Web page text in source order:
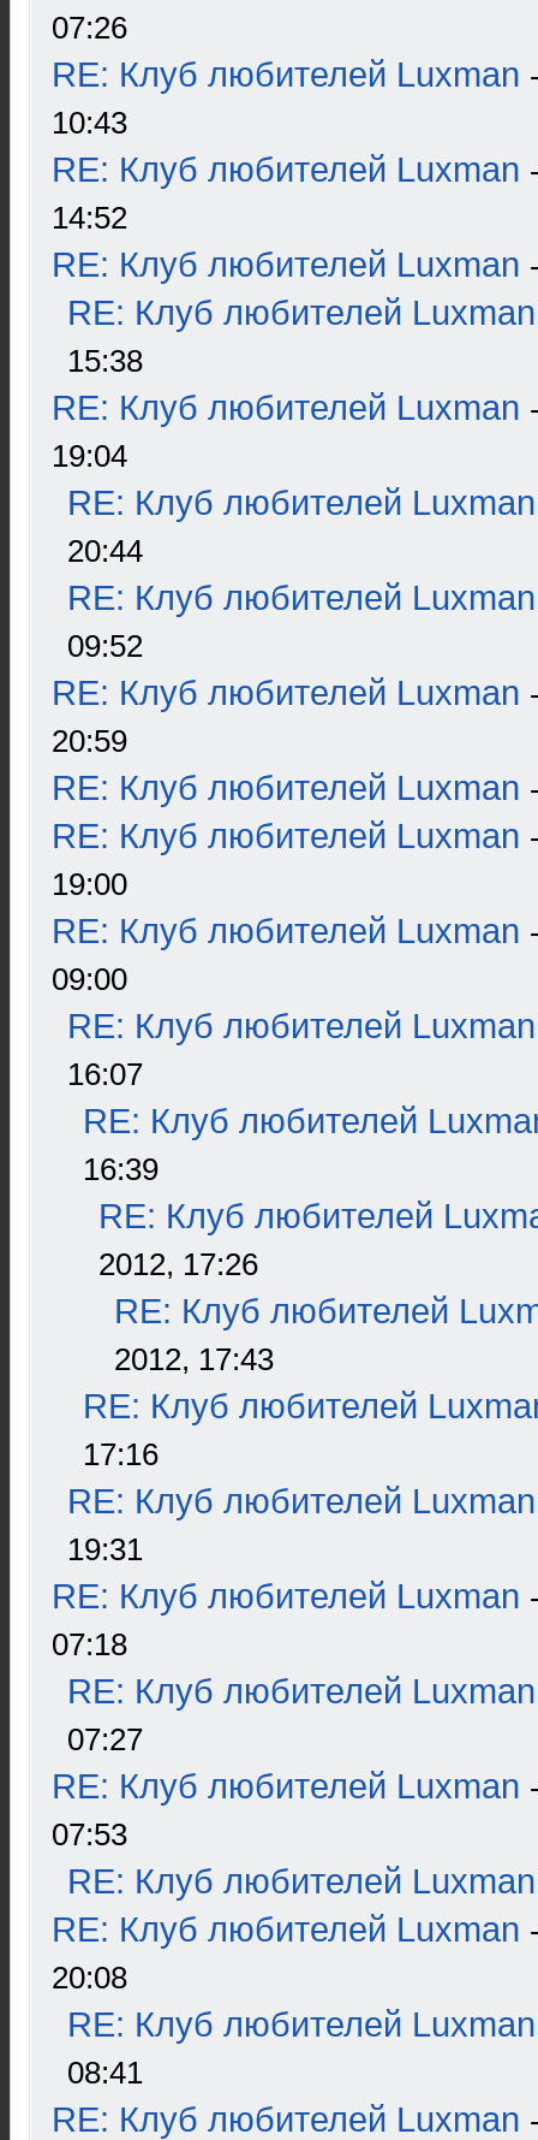
07:26
RE: Клуб любителей Luxman
10:43
RE: Клуб любителей Luxman
14:52
RE: Клуб любителей Luxman
RE: Клуб любителей Luxman
15:38
RE: Клуб любителей Luxman
19:04
RE: Клуб любителей Luxman
20:44
RE: Клуб любителей Luxman
09:52
RE: Клуб любителей Luxman
20:59
RE: Клуб любителей Luxman
RE: Клуб любителей Luxman
19:00
RE: Клуб любителей Luxman
09:00
RE: Клуб любителей Luxman
16:07
RE: Клуб любителей
16:39
RE: Клуб любителей
2012, 17:26
RE: Клуб любителей
2012, 17:43
RE: Клуб любителей
17:16
RE: Клуб любителей Luxman
19:31
RE: Клуб любителей Luxman
07:18
RE: Клуб любителей Luxman
07:27
RE: Клуб любителей Luxman
07:53
RE: Клуб любителей Luxman
RE: Клуб любителей Luxman
20:08
RE: Клуб любителей Luxman
08:41
RE: Клуб любителей Luxman